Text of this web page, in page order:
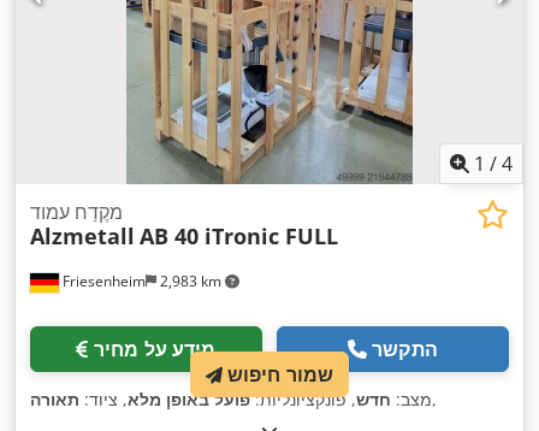
1 /4
Friesenheim 2,983 km
מקֶדַח עמוד
Alzmetall AB 40 iTronic FULL
מידע על מחיר התקשר
מצב: חדש, פונקציונליות:פועל באופן מלא, ציוד: תאורה ,
שמור חיפוש